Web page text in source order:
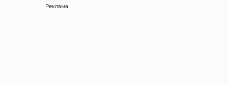
Реклама